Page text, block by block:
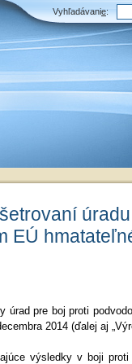
Vyhľadávanie:
EÚ
úrad pre boj proti
2014 (ďalej aj
výsledky v boji